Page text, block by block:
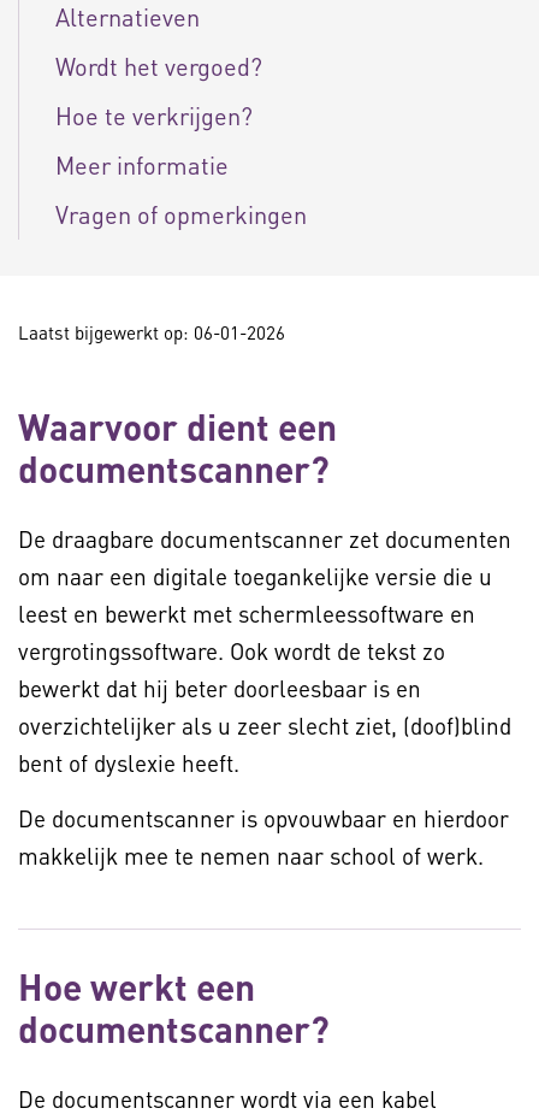
Alternatieven
Wordt het vergoed?
Hoe te verkrijgen?
Meer informatie
Vragen of opmerkingen
Laatst bijgewerkt op: 06-01-2026
Waarvoor dient een
documentscanner?
De draagbare documentscanner zet documenten
om naar een digitale toegankelijke versie die u
leest en bewerkt met schermleessoftware en
vergrotingssoftware. Ook wordt de tekst zo
bewerkt dat hij beter doorleesbaar is en
overzichtelijker als u zeer slecht ziet, (doof)blind
bent of dyslexie heeft.
De documentscanner is opvouwbaar en hierdoor
makkelijk mee te nemen naar school of werk.
Hoe werkt een
documentscanner?
De documentscanner wordt via een kabel